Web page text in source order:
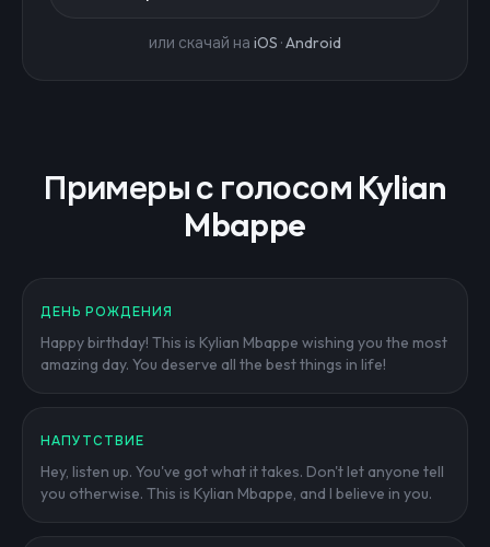
или скачай на iOS ·Android
Примеры с голосом Kylian
Mbappe
ДЕНЬ РОЖДЕНИЯ
Happy birthday! This is Kylian Mbappe wishing you the most
amazing day. You deserve all the best things in life!
НАПУТСТВИЕ
Hey, listen up. You've got what it takes. Don't let anyone tell
you otherwise. This is Kylian Mbappe, and I believe in you.